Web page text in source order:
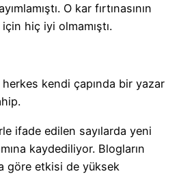
O kar fırtınasının
hiç iyi olmamıştı.
herkes kendi çapında bir yazar
ifade edilen sayılarda yeni
kaydediliyor. Blogların
göre etkisi de yüksek